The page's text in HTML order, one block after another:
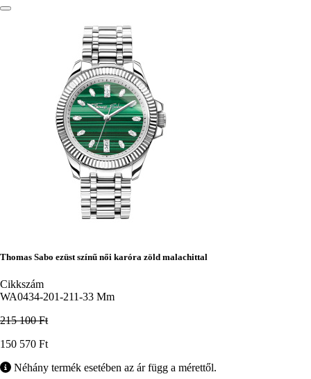
Thomas Sabo ezüst színű női karóra zöld malachittal
Cikkszám
WA0434-201-211-33 Mm
215 100 Ft
Ár
150 570 Ft
Néhány termék esetében az ár függ a mérettől.